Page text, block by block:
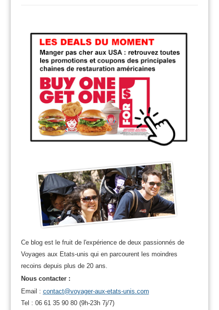
Ce blog est le fruit de l'expérience de deux passionnés de
Voyages aux Etats-unis qui en parcourent les moindres
recoins depuis plus de 20 ans.
Nous contacter :
Email : contact@voyager-aux-etats-unis.com
Tel : 06 61 35 90 80 (9h-23h 7j/7)